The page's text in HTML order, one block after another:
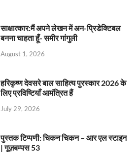
साक्षात्कार:मैं अपने लेखन में अन-प्रिडेक्टिबल
बनना चाहता हूँ- समीर गांगुली
August 1, 2026
हरिकृष्ण देवसरे बाल साहित्य पुरस्कार 2026 के
लिए प्रविष्टियाँ आमंत्रित हैं
July 29, 2026
पुस्तक टिप्पणी: चिकन चिकन – आर एल स्टाइन
| गूज़बम्पस 53